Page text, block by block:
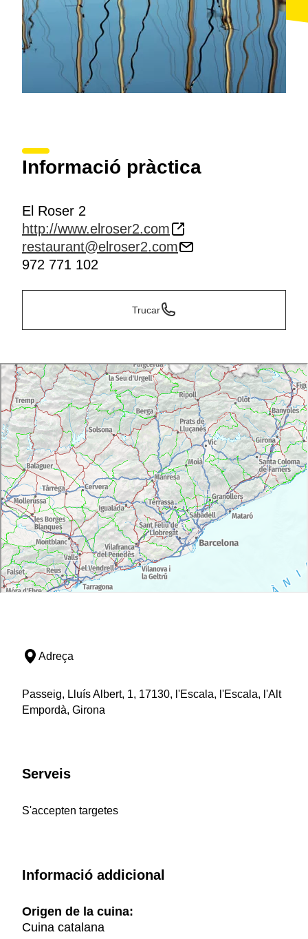
Informació pràctica
El Roser 2
http://www.elroser2.com
restaurant@elroser2.com
972 771 102
Trucar
Adreça
Passeig, Lluís Albert, 1, 17130, l'Escala, l'Escala, l'Alt
Empordà, Girona
Serveis
S'accepten targetes
Informació addicional
Origen de la cuina:
Cuina catalana